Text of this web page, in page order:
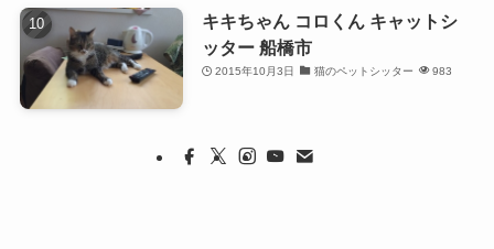
キキちゃん コロくん キャットシ
ッター 船橋市
2015年10月3日 猫のペットシッター 983